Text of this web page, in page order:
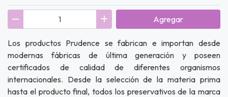
Agregar
Los productos Prudence se fabrican e importan desde
modernas fábricas de última generación y poseen
certificados de calidad de diferentes organismos
internacionales. Desde la selección de la materia prima
hasta el producto final, todos los preservativos de la marca